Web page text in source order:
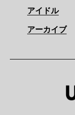
アイドル
アーカイブ